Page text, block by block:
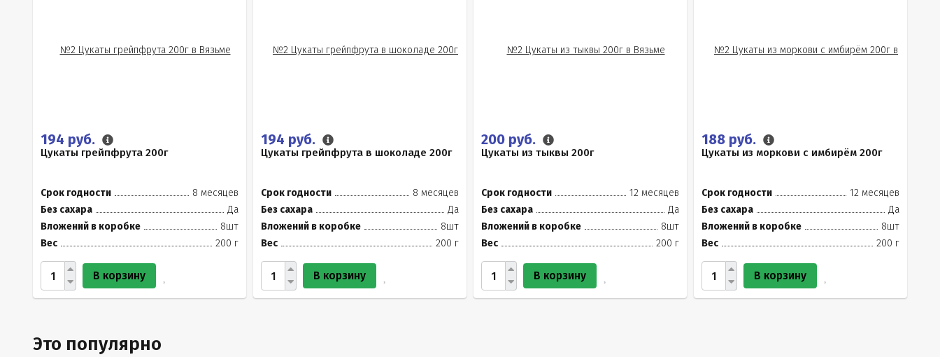
194 руб.
Цукаты грейпфрута 200г
Срок годности
8 месяцев
Без сахара
Да
Вложений в коробке
8шт
Вес
200 г
В корзину
194 руб.
Цукаты грейпфрута в шоколаде 200г
Срок годности
8 месяцев
Без сахара
Да
Вложений в коробке
8шт
Вес
200 г
В корзину
200 руб.
Цукаты из тыквы 200г
Срок годности
12 месяцев
Без сахара
Да
Вложений в коробке
8шт
Вес
200 г
В корзину
188 руб.
Цукаты из моркови с имбирём 200г
Срок годности
12 месяцев
Без сахара
Да
Вложений в коробке
8шт
Вес
200 г
В корзину
Это популярно